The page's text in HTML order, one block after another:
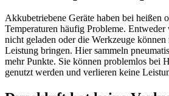
Akkubetriebene Geräte haben bei heißen
Temperaturen häufig Probleme.
nicht geladen oder die Werkzeuge
Leistung bringen. Hier sammeln
mehr Punkte. Sie können problemlos bei
genutzt werden und verlieren keine